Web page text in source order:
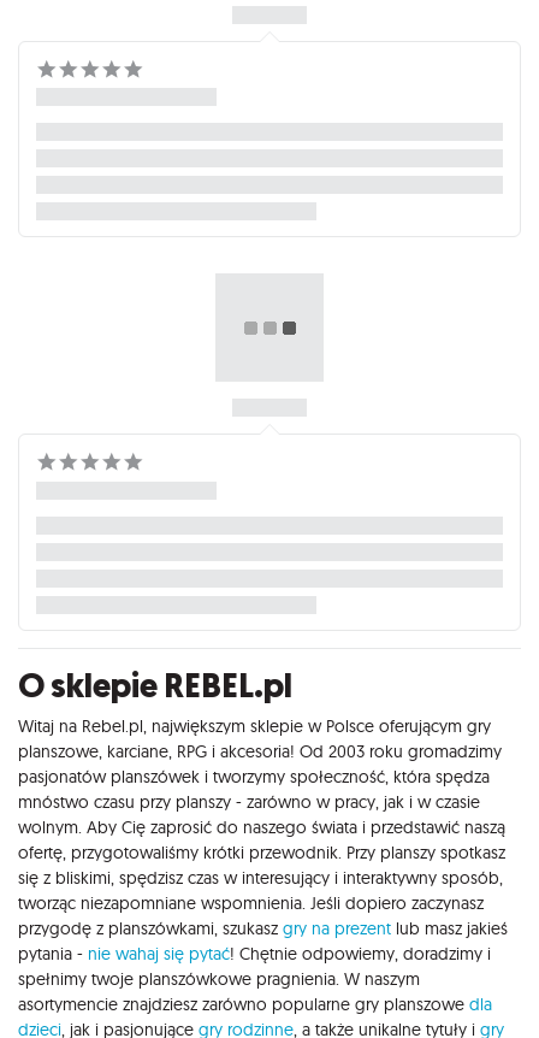
O sklepie REBEL.pl
Witaj na Rebel.pl, największym sklepie w Polsce oferującym gry
planszowe, karciane, RPG i akcesoria! Od 2003 roku gromadzimy
pasjonatów planszówek i tworzymy społeczność, która spędza
mnóstwo czasu przy planszy - zarówno w pracy, jak i w czasie
wolnym. Aby Cię zaprosić do naszego świata i przedstawić naszą
ofertę, przygotowaliśmy krótki przewodnik. Przy planszy spotkasz
się z bliskimi, spędzisz czas w interesujący i interaktywny sposób,
tworząc niezapomniane wspomnienia. Jeśli dopiero zaczynasz
przygodę z planszówkami, szukasz gry na prezent lub masz jakieś
pytania - nie wahaj się pytać! Chętnie odpowiemy, doradzimy i
spełnimy twoje planszówkowe pragnienia. W naszym
asortymencie znajdziesz zarówno popularne gry planszowe dla
dzieci , jak i pasjonujące gry rodzinne , a także unikalne tytuły i gry